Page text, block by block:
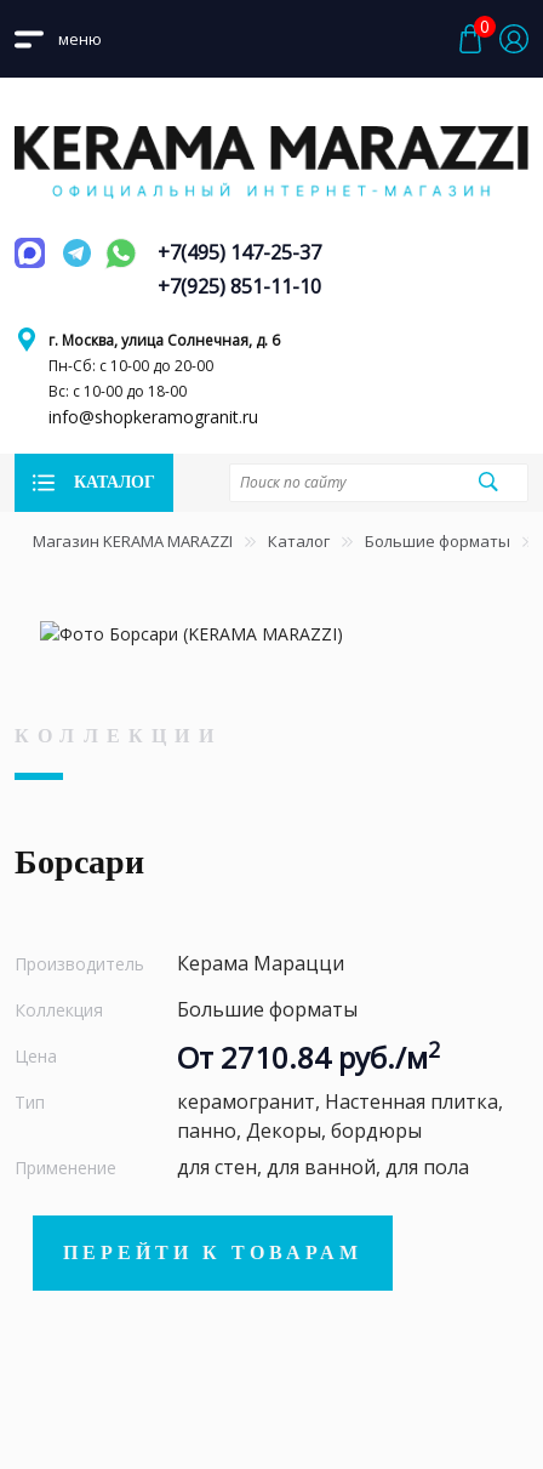
меню
0
г. Москва, улица Солнечная, д. 6
Пн-Сб: с 10-00 до 20-00
Вс: с 10-00 до 18-00
info@shopkeramogranit.ru
+7(495) 147-25-37
+7(925) 851-11-10
КАТАЛОГ
Магазин KERAMA MARAZZI Каталог Большие форматы
КОЛЛЕКЦИИ
Борсари
Производитель Керама Марацци
Коллекция Большие форматы
Цена От 2710.84 руб./м2
Тип
керамогранит, Настенная плитка,
панно, Декоры, бордюры
Применение для стен, для ванной, для пола
ПЕРЕЙТИ К ТОВАРАМ